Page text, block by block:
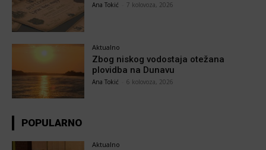
Ana Tokić 7 kolovoza, 2026
Aktualno
Zbog niskog vodostaja otežana
plovidba na Dunavu
Ana Tokić 6 kolovoza, 2026
POPULARNO
Aktualno